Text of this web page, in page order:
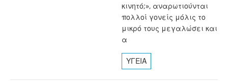
κινητό;», αναρωτιούνται
πολλοί γονείς μόλις το
μικρό τους μεγαλώσει και
α
ΥΓΕΙΑ